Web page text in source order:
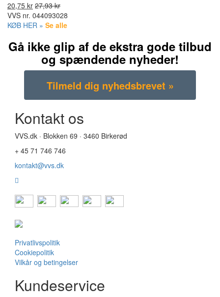
20,75 kr 27,93 kr
VVS nr. 044093028
KØB HER » Se alle
Gå ikke glip af de ekstra gode tilbud
og spændende nyheder!
Kontakt os
VVS.dk · Blokken 69 · 3460 Birkerød
+ 45 71 746 746
kontakt@vvs.dk
Privatlivspolitik
Cookiepolitik
Vilkår og betingelser
Kundeservice